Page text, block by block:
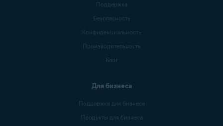
Поддержка
Безопасность
Конфиденциальность
Производительность
Блог
Для бизнеса
Поддержка для бизнеса
Продукты для бизнеса